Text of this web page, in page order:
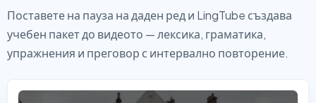
Поставете на пауза на даден ред и LingTube създава
учебен пакет до видеото — лексика, граматика,
упражнения и преговор с интервално повторение.